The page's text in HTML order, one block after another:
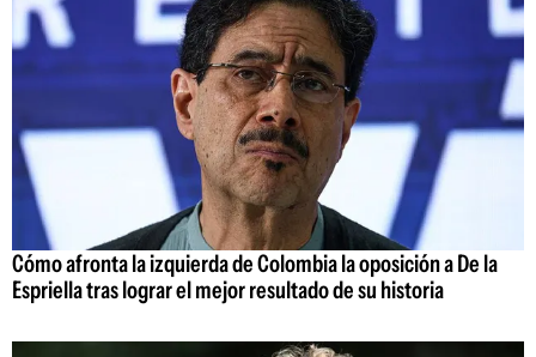
Cómo afronta la izquierda de Colombia la oposición a De la
Espriella tras lograr el mejor resultado de su historia